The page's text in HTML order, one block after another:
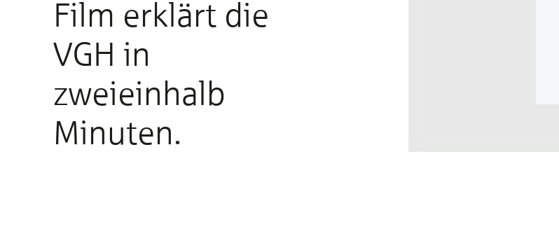
Film erklärt die
VGH in
zweieinhalb
Minuten.